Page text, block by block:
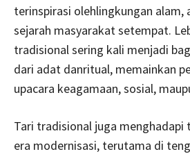
terinspirasi olehlingkungan
sejarah masyarakat setempat.
tradisional sering kali menjadi
dari adat danritual, memainkan
upacara keagamaan, sosial,
Tari tradisional juga menghadapi
era modernisasi, terutama di